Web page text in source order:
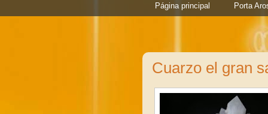
Página principal Porta
Cuarzo el gran